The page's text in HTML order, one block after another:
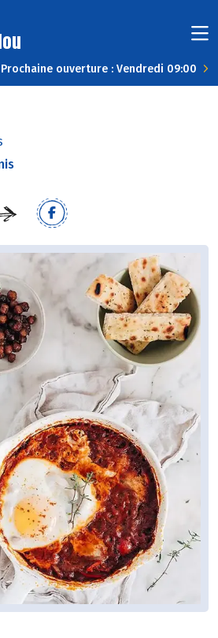
Prochaine ouverture : Vendredi 09:00